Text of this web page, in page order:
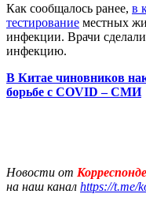
Как сообщалось ранее, в
тестирование местных
инфекции. Врачи
инфекцию.
В Китае чиновников
борьбе с COVID – СМИ
Новости от
на наш канал https://t.me/